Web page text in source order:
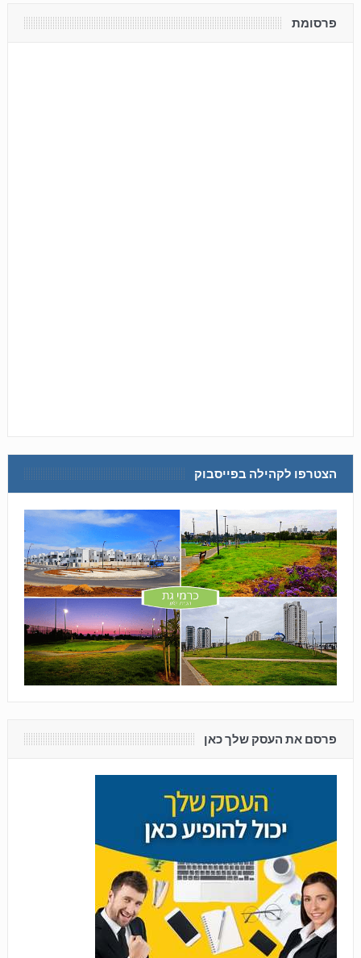
פרסומת
הצטרפו לקהילה בפייסבוק
פרסם את העסק שלך כאן